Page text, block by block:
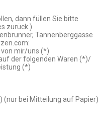
dann füllen Sie bitte
zurück.)
Tannenberggasse
mir/uns (*)
der folgenden Waren (*)/
(*)
bei Mitteilung auf Papier)